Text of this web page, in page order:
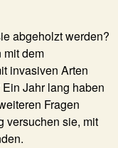
abgeholzt werden?
mit dem
invasiven Arten
Jahr lang haben
Fragen
versuchen sie, mit